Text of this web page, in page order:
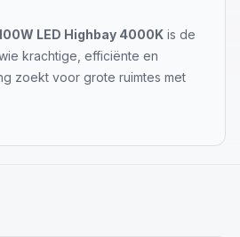
LED Highbay 4000K is de
krachtige, efficiënte en
zoekt voor grote ruimtes met